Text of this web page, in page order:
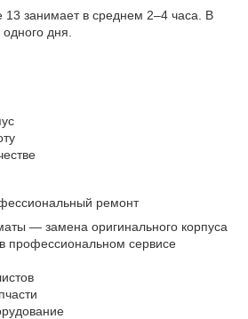
13 занимает в среднем 2–4 часа. В
дня.
ремонт
— замена оригинального корпуса
профессиональном сервисе